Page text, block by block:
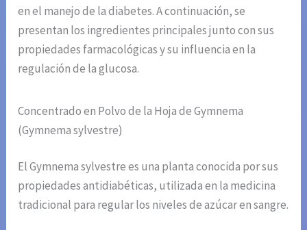
en el manejo de la diabetes. A continuación, se
presentan los ingredientes principales junto con sus
propiedades farmacológicas y su influencia en la
regulación de la glucosa.
Concentrado en Polvo de la Hoja de Gymnema
(Gymnema sylvestre)
El Gymnema sylvestre es una planta conocida por sus
propiedades antidiabéticas, utilizada en la medicina
tradicional para regular los niveles de azúcar en sangre.